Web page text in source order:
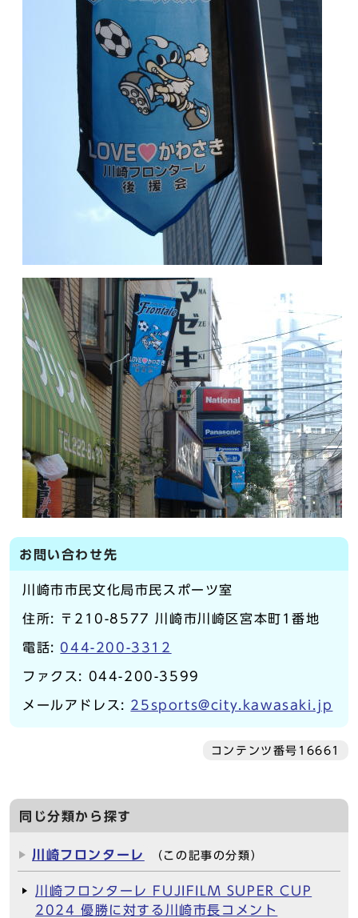
お問い合わせ先
川崎市市民文化局市民スポーツ室
住所: 〒210-8577 川崎市川崎区宮本町1番地
電話: 044-200-3312
ファクス: 044-200-3599
メールアドレス: 25sports@city.kawasaki.jp
コンテンツ番号16661
同じ分類から探す
川崎フロンターレ （この記事の分類）
川崎フロンターレ FUJIFILM SUPER CUP
2024 優勝に対する川崎市長コメント